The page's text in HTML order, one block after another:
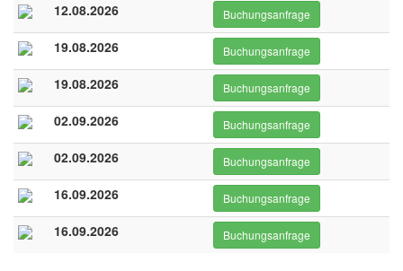
12.08.2026 Buchungsanfrage
19.08.2026 Buchungsanfrage
19.08.2026 Buchungsanfrage
02.09.2026 Buchungsanfrage
02.09.2026 Buchungsanfrage
16.09.2026 Buchungsanfrage
16.09.2026 Buchungsanfrage